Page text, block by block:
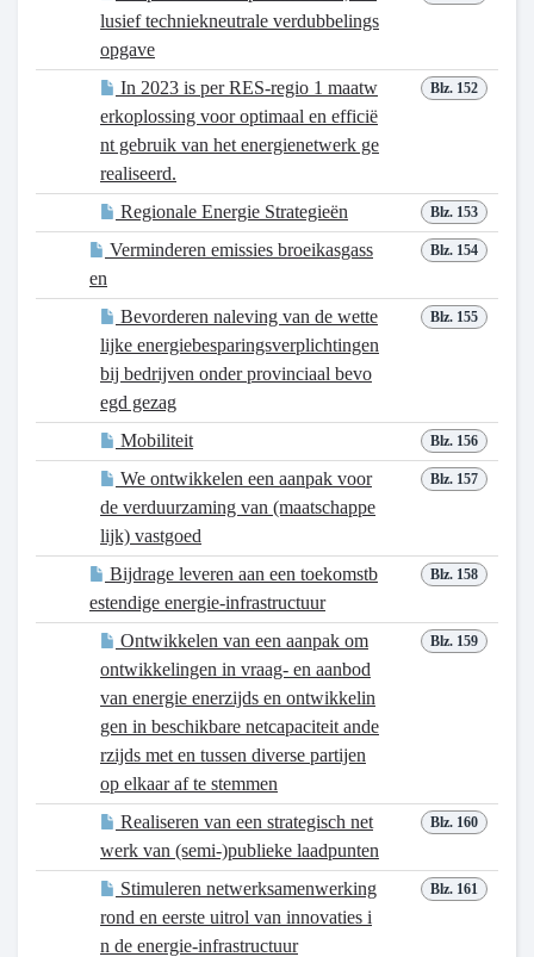
lusief techniekneutrale verdubbelings
opgave
Blz. 152
In 2023 is per RES-regio 1 maatw
erkoplossing voor optimaal en efficië
nt gebruik van het energienetwerk ge
realiseerd.
Blz. 153
Regionale Energie Strategieën
Blz. 154
Verminderen emissies broeikasgass
en
Blz. 155
Bevorderen naleving van de wette
lijke energiebesparingsverplichtingen
bij bedrijven onder provinciaal bevo
egd gezag
Blz. 156
Mobiliteit
Blz. 157
We ontwikkelen een aanpak voor
de verduurzaming van (maatschappe
lijk) vastgoed
Blz. 158
Bijdrage leveren aan een toekomstb
estendige energie-infrastructuur
Blz. 159
Ontwikkelen van een aanpak om
ontwikkelingen in vraag- en aanbod
van energie enerzijds en ontwikkelin
gen in beschikbare netcapaciteit ande
rzijds met en tussen diverse partijen
op elkaar af te stemmen
Blz. 160
Realiseren van een strategisch net
werk van (semi-)publieke laadpunten
Blz. 161
Stimuleren netwerksamenwerking
rond en eerste uitrol van innovaties i
n de energie-infrastructuur